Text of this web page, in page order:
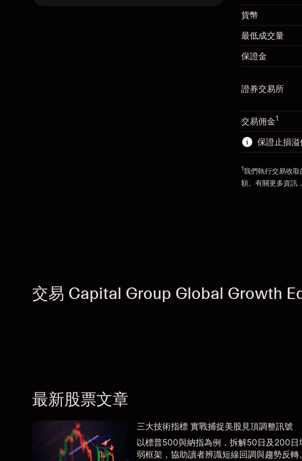
隔夜倉息
來自頭寸
來自杠杆的
前往平台
保證金。
來自頭寸
使用杠杆的
前往平台
貨幣
最低成交量
保證金
證券交易所
交易佣金1
保證止損溢
1我們執行交易收
額。有關更多資訊
交易 Capital Group Global Growth
最新股票文章
三大技術指標 實戰捕捉美股見頂調整訊號
以標普500與納指為例，拆解50日及200日
弱框架，協助讀者辨識短線回調與趨勢反